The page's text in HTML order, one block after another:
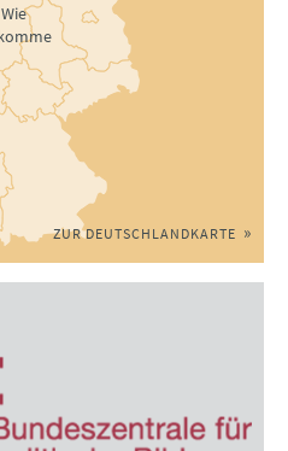
ZUR DEUTSCHLANDKARTE